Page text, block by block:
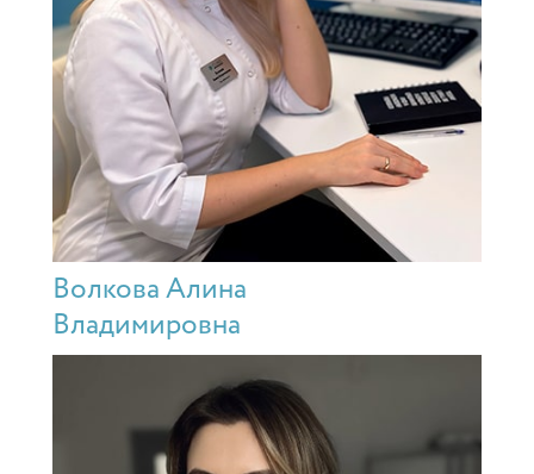
Волкова Алина
Владимировна